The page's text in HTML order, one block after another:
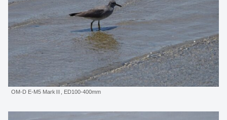
OM-D E-M5 MarkⅢ, ED100-400mm